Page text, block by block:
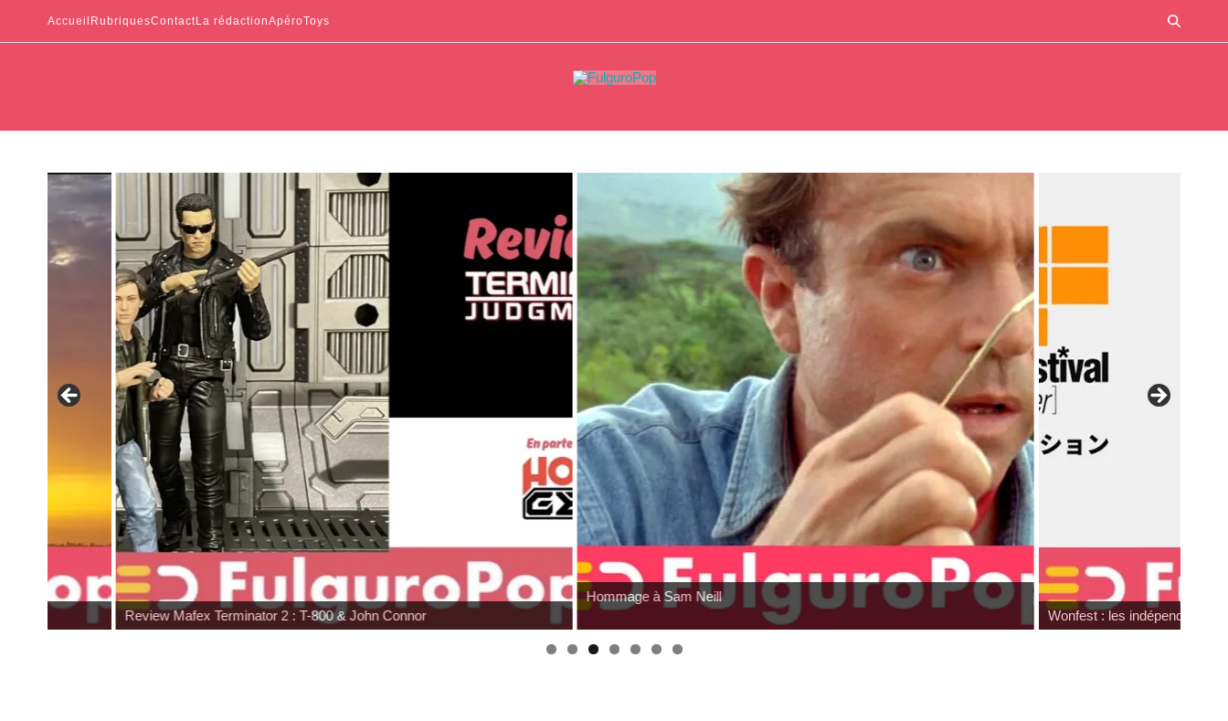
Accueil RubriquesContactLa rédactionApéroToys
Review Mafex Terminator 2 : T-800 & John Connor
Hommage à Sam Neill
Wonfest : les indépendants